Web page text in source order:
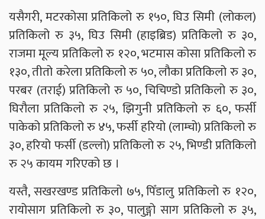
यसैगरी, मटरकोसा प्रतिकिलो रु १५०, घिउ सिमी (लोकल)
प्रतिकिलो रु ३५, घिउ सिमी (हाइब्रिड) प्रतिकिलो रु ३०,
राजमा मूल्य प्रतिकिलो रु १२०, भटमास कोसा प्रतिकिलो रु
१३०, तीतो करेला प्रतिकिलो रु ५०, लौका प्रतिकिलो रु ३०,
परबर (तराई) प्रतिकिलो रु ५०, चिचिण्डो प्रतिकिलो रु ३०,
घिरौला प्रतिकिलो रु २५, झिगुनी प्रतिकिलो रु ६०, फर्सी
पाकेको प्रतिकिलो रु ४५, फर्सी हरियो (लाम्चो) प्रतिकिलो रु
३०, हरियो फर्सी (डल्लो) प्रतिकिलो रु २५, भिण्डी प्रतिकिलो
रु २५ कायम गरिएको छ ।
यस्तै, सखरखण्ड प्रतिकिलो ७५, पिँडालु प्रतिकिलो रु १२०,
रायोसाग प्रतिकिलो रु ३०, पालुङ्गो साग प्रतिकिलो रु ३५,